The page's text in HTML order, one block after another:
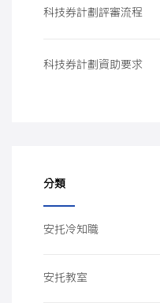
科技券計劃評審流程
科技券計劃資助要求
分類
安托冷知職
安托教室